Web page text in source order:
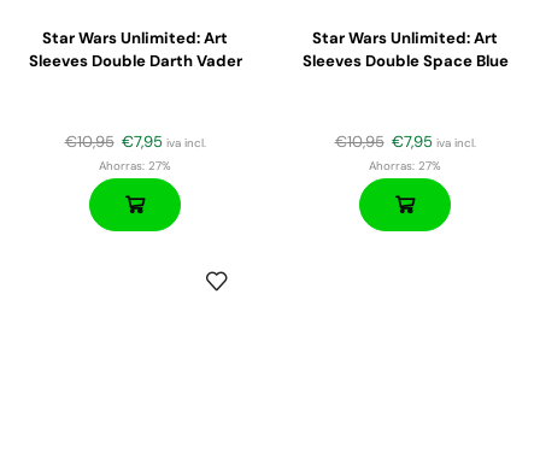
Star Wars Unlimited: Art
Sleeves Double Darth Vader
€10,95 €7,95 iva incl.
Ahorras: 27%
Star Wars Unlimited: Art
Sleeves Double Space Blue
€10,95 €7,95 iva incl.
Ahorras: 27%